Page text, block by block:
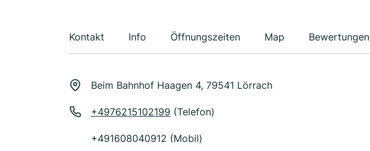
Kontakt Info Öffnungszeiten Map Bewertungen
Beim Bahnhof Haagen 4, 79541 Lörrach
+4976215102199 (Telefon)
+491608040912 (Mobil)